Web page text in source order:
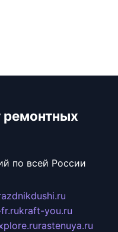
ремонтных
по всей России
kraft-you.ru
rastenuya.ru